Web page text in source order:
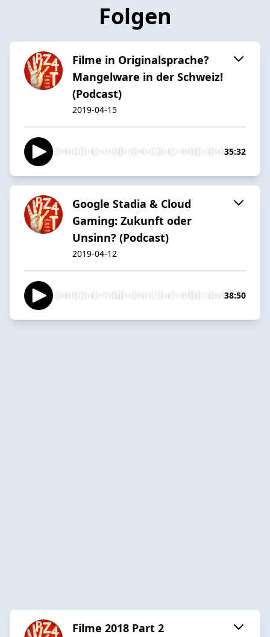
Folgen
Filme in Originalsprache?
Mangelware in der Schweiz!
(Podcast)
2019-04-15
35:32
Google Stadia & Cloud
Gaming: Zukunft oder
Unsinn? (Podcast)
2019-04-12
38:50
Filme 2018 Part 2